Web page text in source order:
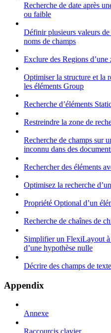
Recherche de date après
ou faible
Définir plusieurs valeurs
noms de champs
Exclure des Regions d’une
Optimiser la structure et la
les éléments Group
Recherche d’éléments
Restreindre la zone de
Recherche de champs sur
inconnu dans des
Rechercher des éléments
Optimisez la recherche
Propriété Optional d’un
Recherche de chaînes de
Simplifier un FlexiLayout à
d’une hypothèse nulle
Décrire des champs de
Appendix
Annexe